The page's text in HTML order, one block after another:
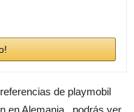
de playmobil
en Alemania , podrás ver